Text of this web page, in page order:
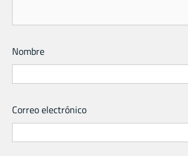
Nombre
Correo electrónico